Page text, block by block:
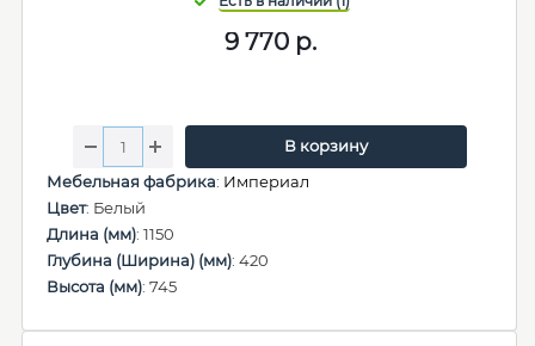
9 770р.
В корзину
Мебельная фабрика: Империал
Цвет: Белый
Длина (мм): 1150
Глубина (Ширина) (мм): 420
Высота (мм): 745